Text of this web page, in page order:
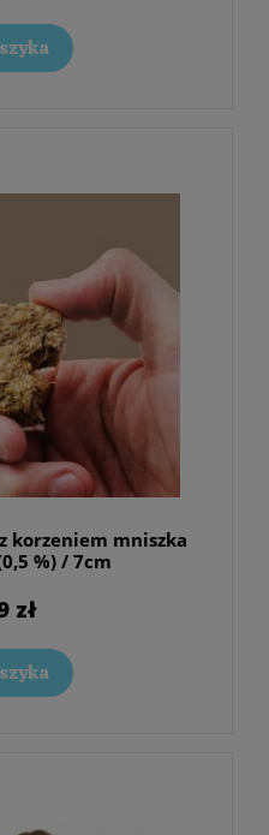
korzeniem mniszka
%) / 7cm
zł